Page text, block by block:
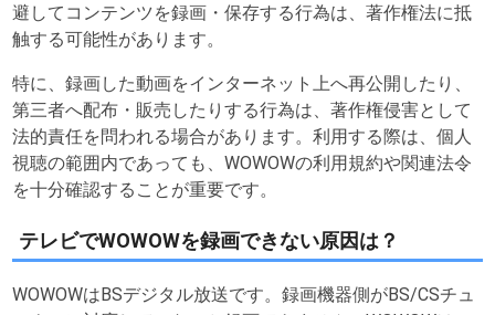
避してコンテンツを録画・保存する行為は、著作権法に抵
触する可能性があります。
特に、録画した動画をインターネット上へ再公開したり、
第三者へ配布・販売したりする行為は、著作権侵害として
法的責任を問われる場合があります。利用する際は、個人
視聴の範囲内であっても、WOWOWの利用規約や関連法令
を十分確認することが重要です。
テレビでWOWOWを録画できない原因は？
WOWOWはBSデジタル放送です。録画機器側がBS/CSチュ